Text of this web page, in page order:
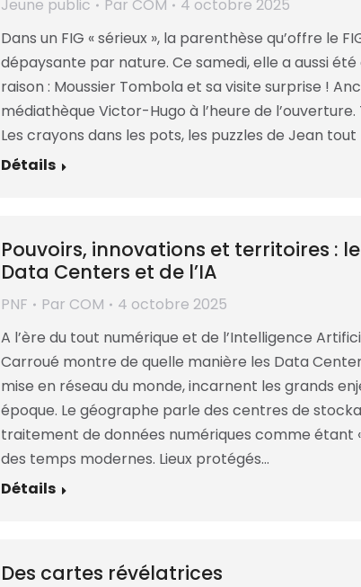
Jeune public Par COM
4 octobre 2025
Dans un FIG « sérieux », la parenthèse qu’offre le
dépaysante par nature. Ce samedi, elle a aussi été
raison : Moussier Tombola et sa visite surprise !
médiathèque Victor-Hugo à l’heure de
Les crayons dans les pots, les puzzles de Jean tout
Détails
Pouvoirs, innovations et territoires :
Data Centers et de l’IA
PNF Par COM
4 octobre 2025
A l’ère du tout numérique et de l’Intelligence
Carroué montre de quelle manière les Data
mise en réseau du monde, incarnent les grands
époque. Le géographe parle des centres de
traitement de données numériques comme étant
des temps modernes. Lieux protégés…
Détails
Des cartes révélatrices